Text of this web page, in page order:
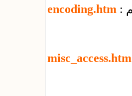
encoding.htm
misc_access.htm